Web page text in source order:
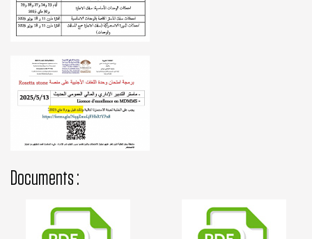
Documents :